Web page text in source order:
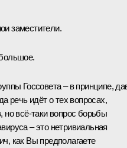
заместители.
Госсовета – в принципе,
речь идёт о тех вопросах,
но всё-таки вопрос борьбы
– это нетривиальная
как Вы предполагаете